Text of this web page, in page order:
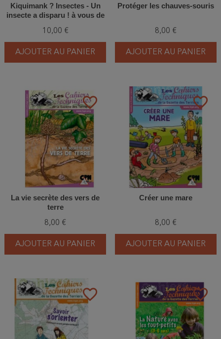
Kiquimank ? Insectes - Un
insecte a disparu ! à vous de
10,00 €
AJOUTER AU PANIER
Protéger les chauves-souris
8,00 €
AJOUTER AU PANIER
favorite_border
La vie secrète des vers de
terre
8,00 €
AJOUTER AU PANIER
favorite_border
Créer une mare
8,00 €
AJOUTER AU PANIER
favorite_border favorite_border